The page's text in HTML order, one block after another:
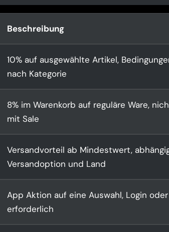
Beschreibung
10% auf ausgewählte Artikel,
nach Kategorie
8% im Warenkorb auf reguläre Ware,
mit Sale
Versandvorteil ab Mindestwert,
Versandoption und Land
App Aktion auf eine Auswahl, Login
erforderlich